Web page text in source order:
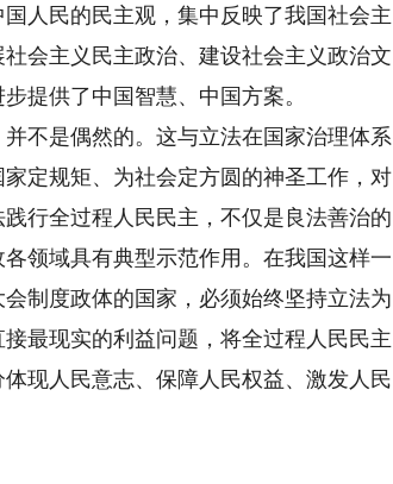
人民的民主观，集中反映了我国社会主
会主义民主政治、建设社会主义政治文
提供了中国智慧、中国方案。
不是偶然的。这与立法在国家治理体系
定规矩、为社会定方圆的神圣工作，对
行全过程人民民主，不仅是良法善治的
领域具有典型示范作用。在我国这样一
制度政体的国家，必须始终坚持立法为
最现实的利益问题，将全过程人民民主
现人民意志、保障人民权益、激发人民